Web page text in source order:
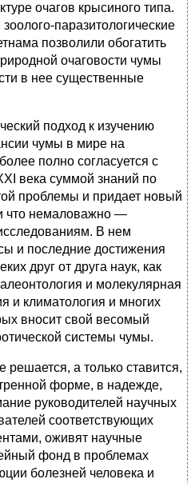
очагов крысиного типа.
паразитологические
позволили обогатить
очаговости чумы
в нее существенные
подход к изучению
чумы в мире на
полно согласуется с
века суммой знаний по
проблемы и придает новый
что немаловажно —
В нем
и последние достижения
друг от друга наук, как
и молекулярная
и климатология и многих
вносит свой весомый
системы чумы.
решается, а только ставится,
форме, в надежде,
руководителей научных
соответствующих
оживят научные
фонд в проблемах
болезней человека и